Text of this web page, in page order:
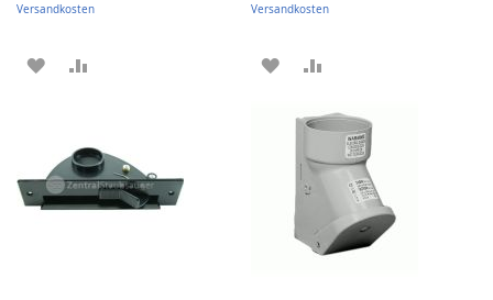
Versandkosten
ZUR
Versandkosten
ZUR
HINZUFÜGENHINZUFÜGEN